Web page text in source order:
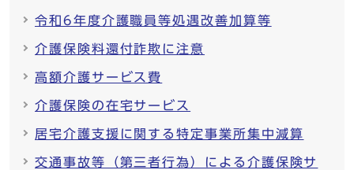
令和6年度介護職員等処遇改善加算等
介護保険料還付詐欺に注意
高額介護サービス費
介護保険の在宅サービス
居宅介護支援に関する特定事業所集中減算
交通事故等（第三者行為）による介護保険サ